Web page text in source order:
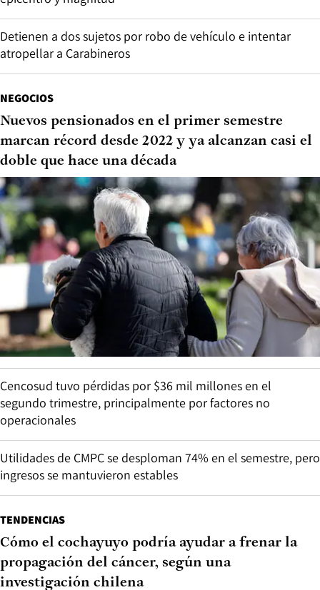
Detienen a dos sujetos por robo de vehículo e intentar
atropellar a Carabineros
NEGOCIOS
Nuevos pensionados en el primer semestre
marcan récord desde 2022 y ya alcanzan casi el
doble que hace una década
Cencosud tuvo pérdidas por $36 mil millones en el
segundo trimestre, principalmente por factores no
operacionales
Utilidades de CMPC se desploman 74% en el semestre, pero
ingresos se mantuvieron estables
TENDENCIAS
Cómo el cochayuyo podría ayudar a frenar la
propagación del cáncer, según una
investigación chilena